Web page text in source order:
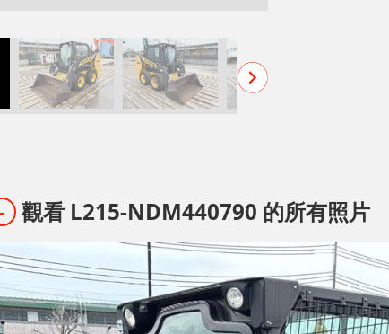
觀看 L215-NDM440790 的所有照片